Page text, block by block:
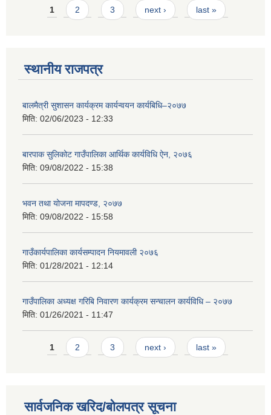
Pages
1 2 3 next › last »
स्थानीय राजपत्र
बालमैत्री सुशासन कार्यक्रम कार्यन्वयन कार्यबिधि–२०७७
मिति: 02/06/2023 - 12:33
बारपाक सुलिकोट गाउँपालिका आर्थिक कार्यविधि ऐन, २०७६
मिति: 09/08/2022 - 15:38
भवन तथा योजना मापदण्ड, २०७७
मिति: 09/08/2022 - 15:58
गाउँकार्यपालिका कार्यसम्पादन नियमावली २०७६
मिति: 01/28/2021 - 12:14
गाउँपालिका अध्यक्ष गरिबि निवारण कार्यक्रम सन्चालन कार्यविधि – २०७७
मिति: 01/26/2021 - 11:47
Pages
1 2 3 next › last »
सार्वजनिक खरिद/बोलपत्र सूचना